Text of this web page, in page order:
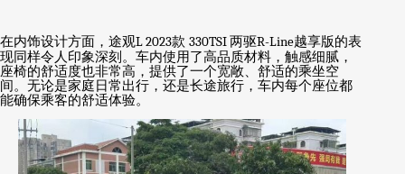
在内饰设计方面，途观L 2023款 330TSI两驱R-Line越享版的表
现同样令人印象深刻。车内使用了高品质材料，触感细腻，
座椅的舒适度也非常高，提供了一个宽敞、舒适的乘坐空
间。无论是家庭日常出行，还是长途旅行，车内每个座位都
能确保乘客的舒适体验。